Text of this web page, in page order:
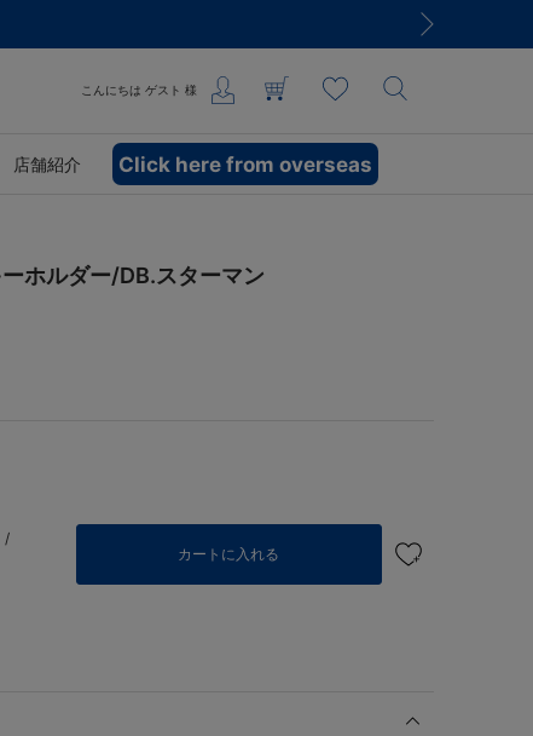
こんにちは ゲスト 様
店舗紹介 Click here from overseas
ホルダー/DB.スターマン
/
カートに入れる